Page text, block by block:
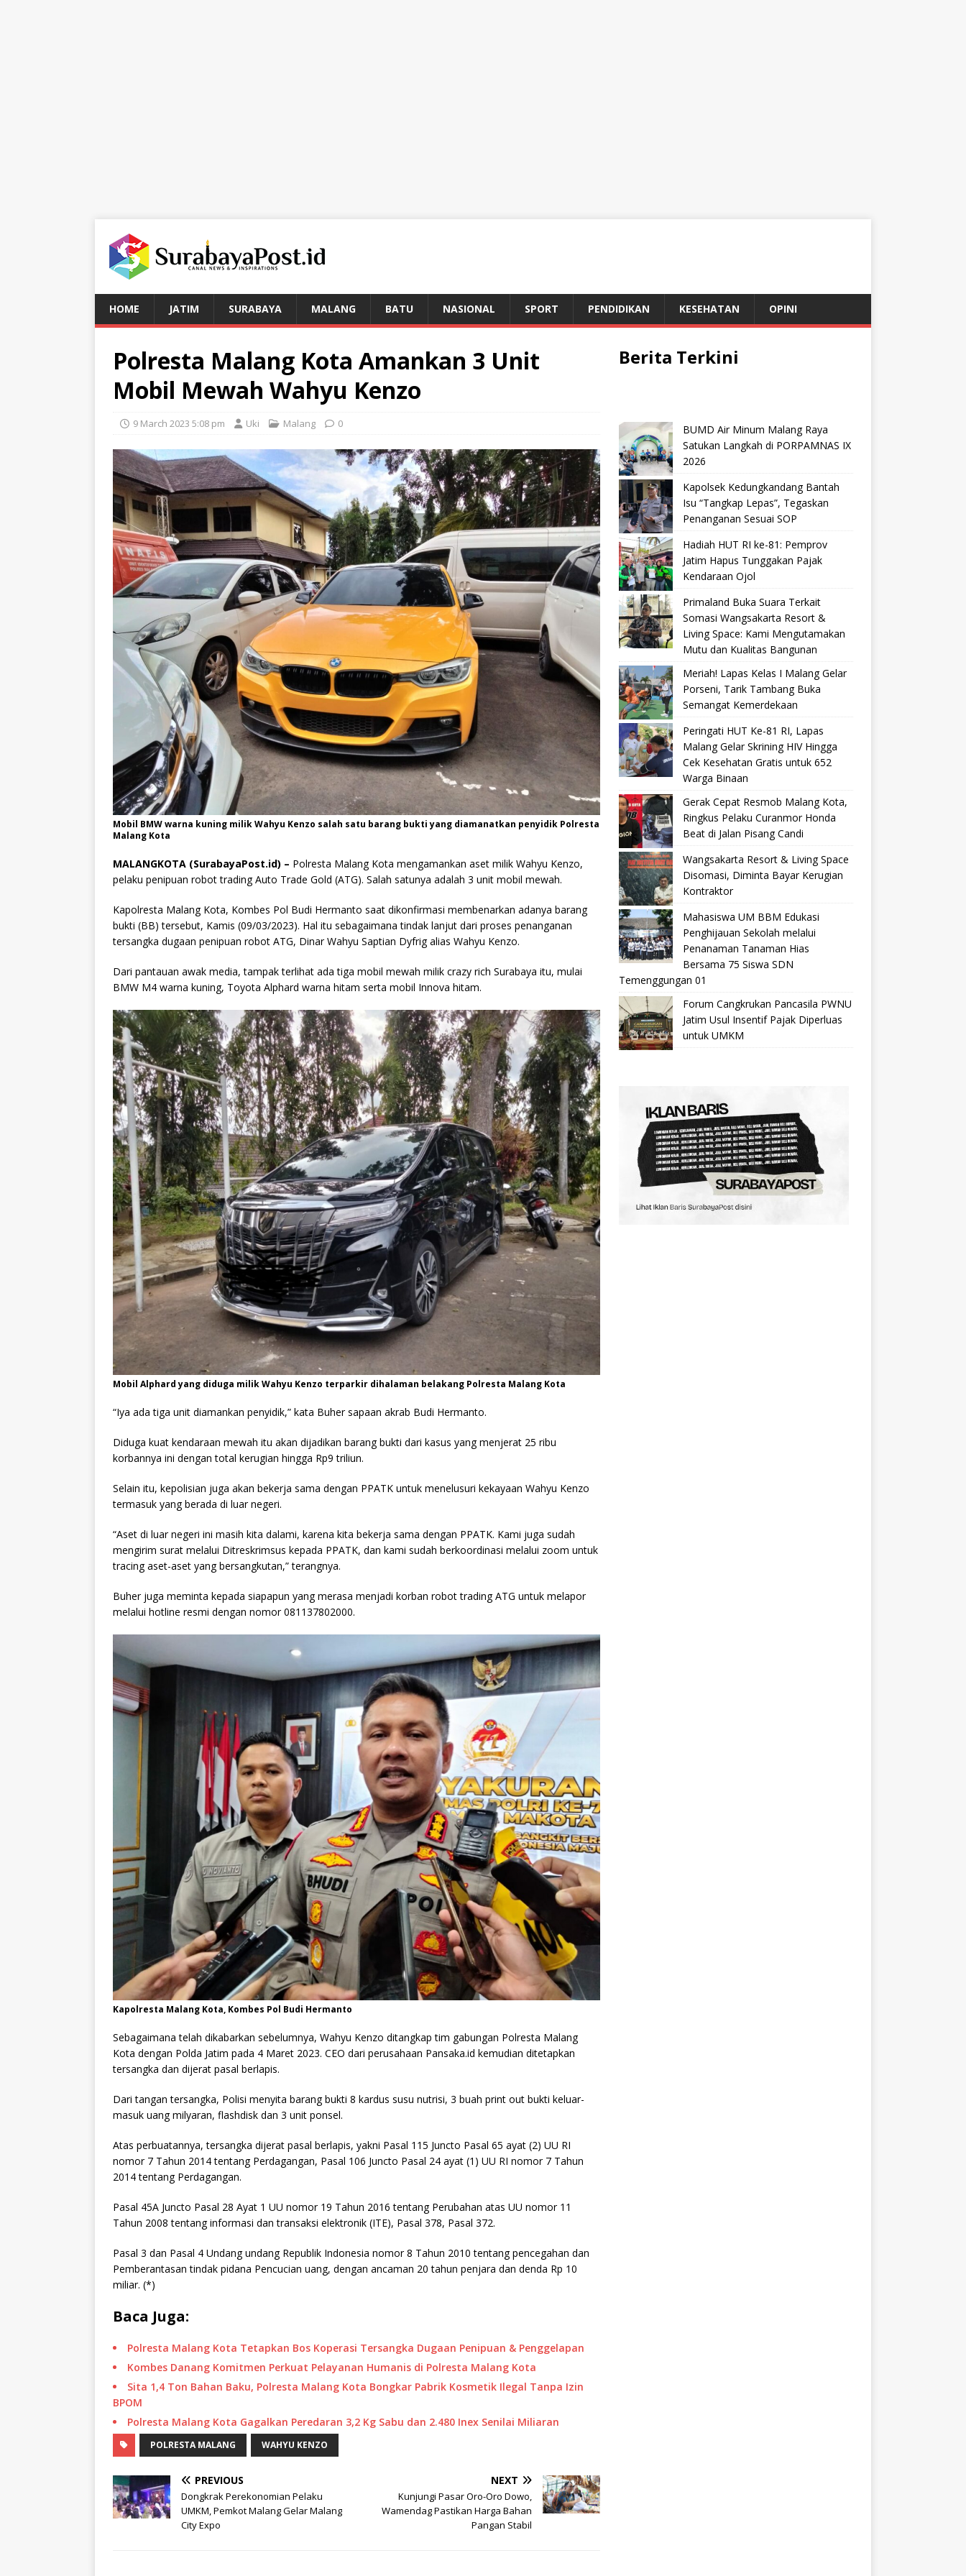
HOME JATIM SURABAYA MALANG BATU NASIONAL SPORT PENDIDIKAN KESEHATAN OPINI
Polresta Malang Kota Amankan 3 Unit
Mobil Mewah Wahyu Kenzo
9 March 2023 5:08 pm Uki Malang 0
Mobil BMW warna kuning milik Wahyu Kenzo salah satu barang bukti yang diamanatkan penyidik Polresta
Malang Kota
MALANGKOTA (SurabayaPost.id) – Polresta Malang Kota mengamankan aset milik Wahyu Kenzo,
pelaku penipuan robot trading Auto Trade Gold (ATG). Salah satunya adalah 3 unit mobil mewah.
Kapolresta Malang Kota, Kombes Pol Budi Hermanto saat dikonfirmasi membenarkan adanya barang
bukti (BB) tersebut, Kamis (09/03/2023). Hal itu sebagaimana tindak lanjut dari proses penanganan
tersangka dugaan penipuan robot ATG, Dinar Wahyu Saptian Dyfrig alias Wahyu Kenzo.
Dari pantauan awak media, tampak terlihat ada tiga mobil mewah milik crazy rich Surabaya itu, mulai
BMW M4 warna kuning, Toyota Alphard warna hitam serta mobil Innova hitam.
Mobil Alphard yang diduga milik Wahyu Kenzo terparkir dihalaman belakang Polresta Malang Kota
“Iya ada tiga unit diamankan penyidik,” kata Buher sapaan akrab Budi Hermanto.
Diduga kuat kendaraan mewah itu akan dijadikan barang bukti dari kasus yang menjerat 25 ribu
korbannya ini dengan total kerugian hingga Rp9 triliun.
Selain itu, kepolisian juga akan bekerja sama dengan PPATK untuk menelusuri kekayaan Wahyu Kenzo
termasuk yang berada di luar negeri.
“Aset di luar negeri ini masih kita dalami, karena kita bekerja sama dengan PPATK. Kami juga sudah
mengirim surat melalui Ditreskrimsus kepada PPATK, dan kami sudah berkoordinasi melalui zoom untuk
tracing aset-aset yang bersangkutan,” terangnya.
Buher juga meminta kepada siapapun yang merasa menjadi korban robot trading ATG untuk melapor
melalui hotline resmi dengan nomor 081137802000.
Kapolresta Malang Kota, Kombes Pol Budi Hermanto
Sebagaimana telah dikabarkan sebelumnya, Wahyu Kenzo ditangkap tim gabungan Polresta Malang
Kota dengan Polda Jatim pada 4 Maret 2023. CEO dari perusahaan Pansaka.id kemudian ditetapkan
tersangka dan dijerat pasal berlapis.
Dari tangan tersangka, Polisi menyita barang bukti 8 kardus susu nutrisi, 3 buah print out bukti keluar-
masuk uang milyaran, flashdisk dan 3 unit ponsel.
Atas perbuatannya, tersangka dijerat pasal berlapis, yakni Pasal 115 Juncto Pasal 65 ayat (2) UU RI
nomor 7 Tahun 2014 tentang Perdagangan, Pasal 106 Juncto Pasal 24 ayat (1) UU RI nomor 7 Tahun
2014 tentang Perdagangan.
Pasal 45A Juncto Pasal 28 Ayat 1 UU nomor 19 Tahun 2016 tentang Perubahan atas UU nomor 11
Tahun 2008 tentang informasi dan transaksi elektronik (ITE), Pasal 378, Pasal 372.
Pasal 3 dan Pasal 4 Undang undang Republik Indonesia nomor 8 Tahun 2010 tentang pencegahan dan
Pemberantasan tindak pidana Pencucian uang, dengan ancaman 20 tahun penjara dan denda Rp 10
miliar. (*)
Baca Juga:
Polresta Malang Kota Tetapkan Bos Koperasi Tersangka Dugaan Penipuan & Penggelapan
Kombes Danang Komitmen Perkuat Pelayanan Humanis di Polresta Malang Kota
Sita 1,4 Ton Bahan Baku, Polresta Malang Kota Bongkar Pabrik Kosmetik Ilegal Tanpa Izin
BPOM
Polresta Malang Kota Gagalkan Peredaran 3,2 Kg Sabu dan 2.480 Inex Senilai Miliaran
POLRESTA MALANG WAHYU KENZO
PREVIOUS
Dongkrak Perekonomian Pelaku
UMKM, Pemkot Malang Gelar Malang
City Expo
NEXT
Kunjungi Pasar Oro-Oro Dowo,
Wamendag Pastikan Harga Bahan
Pangan Stabil
Berita Terkini
BUMD Air Minum Malang Raya
Satukan Langkah di PORPAMNAS IX
2026
Kapolsek Kedungkandang Bantah
Isu “Tangkap Lepas”, Tegaskan
Penanganan Sesuai SOP
Hadiah HUT RI ke-81: Pemprov
Jatim Hapus Tunggakan Pajak
Kendaraan Ojol
Primaland Buka Suara Terkait
Somasi Wangsakarta Resort &
Living Space: Kami Mengutamakan
Mutu dan Kualitas Bangunan
Meriah! Lapas Kelas I Malang Gelar
Porseni, Tarik Tambang Buka
Semangat Kemerdekaan
Peringati HUT Ke-81 RI, Lapas
Malang Gelar Skrining HIV Hingga
Cek Kesehatan Gratis untuk 652
Warga Binaan
Gerak Cepat Resmob Malang Kota,
Ringkus Pelaku Curanmor Honda
Beat di Jalan Pisang Candi
Wangsakarta Resort & Living Space
Disomasi, Diminta Bayar Kerugian
Kontraktor
Mahasiswa UM BBM Edukasi
Penghijauan Sekolah melalui
Penanaman Tanaman Hias
Bersama 75 Siswa SDN
Temenggungan 01
Forum Cangkrukan Pancasila PWNU
Jatim Usul Insentif Pajak Diperluas
untuk UMKM